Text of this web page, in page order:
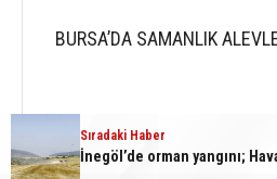
BURSA’DA SAMANLIK
Sıradaki Haber